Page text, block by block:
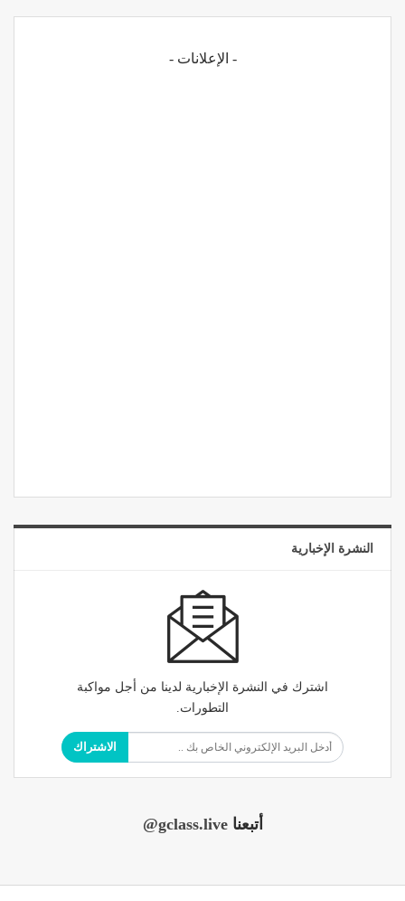
- الإعلانات -
النشرة الإخبارية
اشترك في النشرة الإخبارية لدينا من أجل مواكبة
التطورات.
الاشتراك
أتبعنا@gclass.live